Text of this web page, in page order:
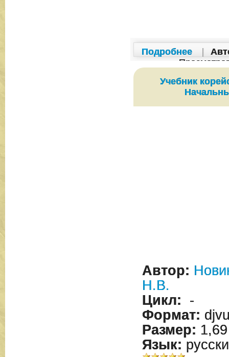
Подробнее |
Учебник
Автор:
Н.В.
Цикл: -
Формат:
Размер:
Язык: